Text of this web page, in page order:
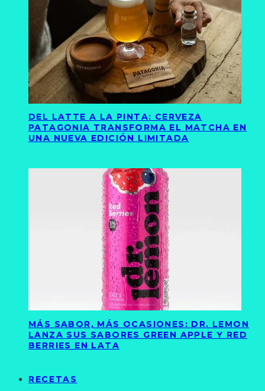
DEL LATTE A LA PINTA: CERVEZA
PATAGONIA TRANSFORMA EL MATCHA EN
UNA NUEVA EDICIÓN LIMITADA
MÁS SABOR, MÁS OCASIONES: DR. LEMON
LANZA SUS SABORES GREEN APPLE Y RED
BERRIES EN LATA
RECETAS